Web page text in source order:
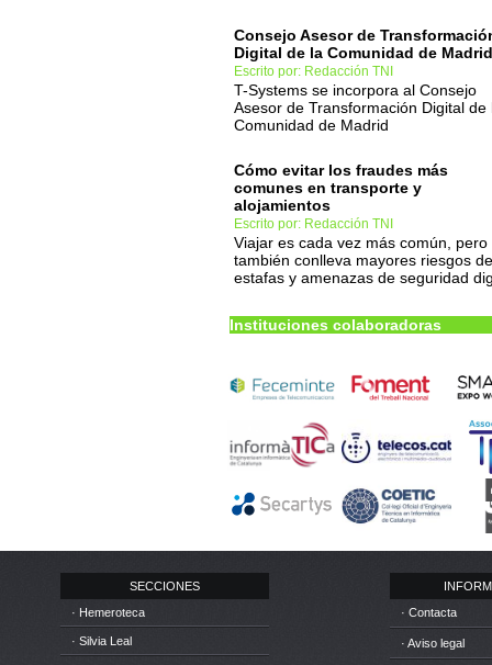
Consejo Asesor de
Digital de la Comunidad de Madrid
Escrito por: Redacción TNI
T-Systems se incorpora al Consejo
Asesor de Transformación Digital de
Comunidad de Madrid
Cómo evitar los fraudes más
comunes en transporte y
alojamientos
Escrito por: Redacción TNI
Viajar es cada vez más común, pero
también conlleva mayores riesgos de
estafas y amenazas de seguridad
Instituciones colaboradoras
SECCIONES
· Hemeroteca
· Silvia Leal
· Contacta
· Aviso legal